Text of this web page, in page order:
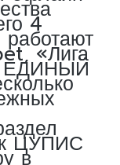
4
работают
«Лига
ЕДИНЫЙ
ЦУПИС
в